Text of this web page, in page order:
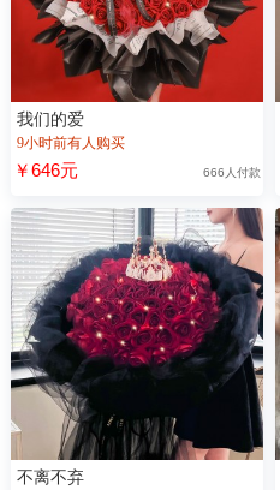
我们的爱
9小时前有人购买
￥646元 666人付款
不离不弃